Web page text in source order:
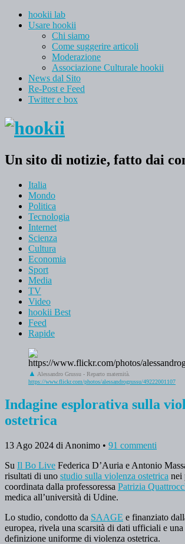
hookii lab
Usare hookii
Chi siamo
Come suggerire articoli
Moderazione
Associazione Culturale hookii
News dal Sito
Re-Post e Feed
Twitter e box
Un sito di notizie, fatto dai
Italia
Mondo
Politica
Tecnologia
Internet
Scienza
Cultura
Economia
Sport
Media
TV
Video
hookii Best
Feed
Rapide
Alessandro Grussu - Reparto maternità.
https://www.flickr.com/photos/alessandrogrussu/49222001107
Indagine esplorativa sulla
ostetrica
13 Ago 2024 di Anonimo • 91 commenti
Su Il Bo Live Federica D’Auria e Antonio
risultati di uno studio sulla violenza ostetrica nei
coordinata dalla professoressa Patrizia
medica all’università di Udine.
Lo studio, condotto da SAAGE e finanziato
europea, rivela una scarsità di dati ufficiali e una
definizione uniforme di violenza ostetrica.